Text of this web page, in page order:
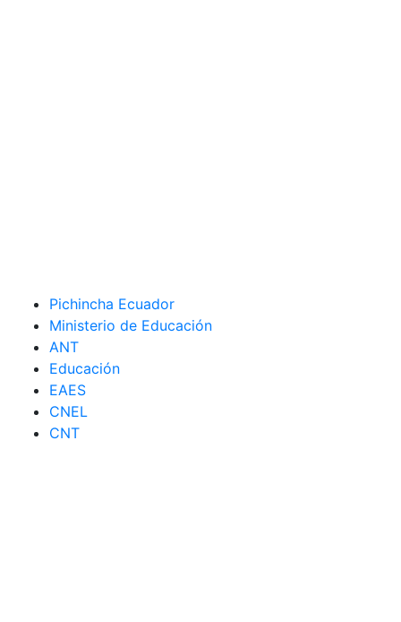
Pichincha Ecuador
Ministerio de Educación
ANT
Educación
EAES
CNEL
CNT